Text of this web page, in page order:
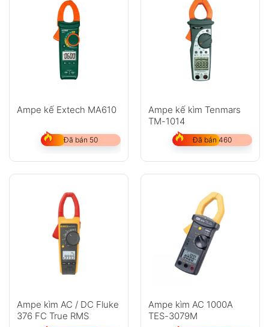
Ampe kế Extech MA610
Đã bán 50
Ampe kế kìm Tenmars
TM-1014
Đã bán 460
Ampe kìm AC / DC Fluke
376 FC True RMS
Ampe kìm AC 1000A
TES-3079M